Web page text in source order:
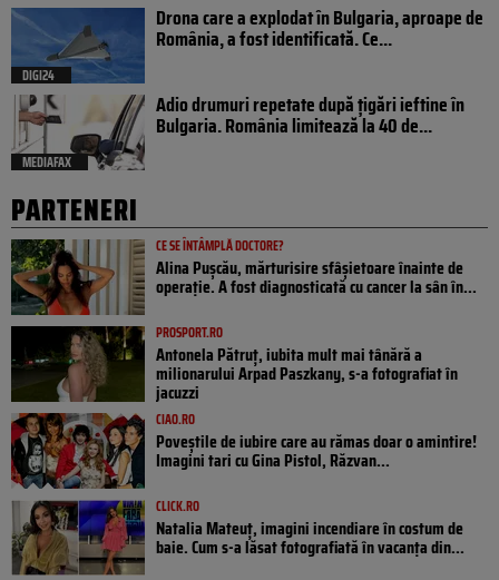
DIGI24
Drona care a explodat în Bulgaria, aproape de
România, a fost identificată. Ce...
MEDIAFAX
Adio drumuri repetate după țigări ieftine în
Bulgaria. România limitează la 40 de...
PARTENERI
CE SE ÎNTÂMPLĂ DOCTORE?
Alina Pușcău, mărturisire sfâșietoare înainte de
operație. A fost diagnosticată cu cancer la sân în...
PROSPORT.RO
Antonela Pătruț, iubita mult mai tânără a
milionarului Arpad Paszkany, s-a fotografiat în
jacuzzi
CIAO.RO
Poveştile de iubire care au rămas doar o amintire!
Imagini tari cu Gina Pistol, Răzvan...
CLICK.RO
Natalia Mateuț, imagini incendiare în costum de
baie. Cum s-a lăsat fotografiată în vacanța din...